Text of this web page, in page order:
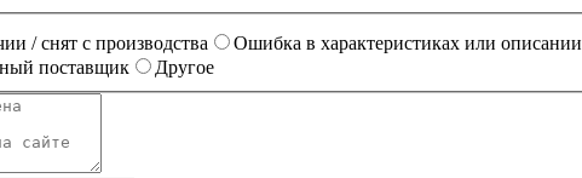
/ снят с производства Ошибка в характеристиках или описании
поставщик
Другое